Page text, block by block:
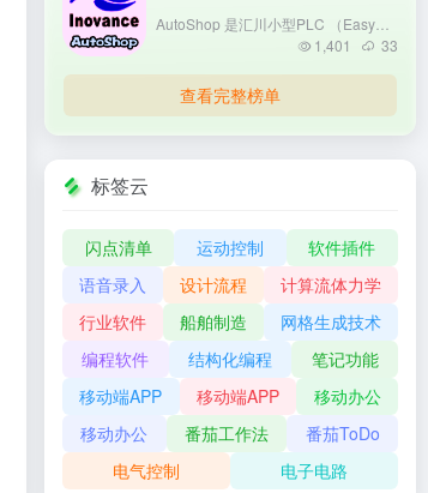
1,401
33
查看完整榜单
标签云
闪点清单 运动控制
软件插件
语音录入
设计流程
计算流体力学
行业软件
船舶制造
网格生成技术
编程软件
结构化编程
笔记功能
移动端APP
移动端APP
移动办公
移动办公
番茄工作法
番茄ToDo
电气控制
电子电路